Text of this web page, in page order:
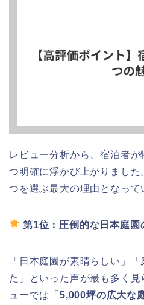
レビュー分析から、宿泊者
つ明確に浮かび上がりまし
つを選ぶ最大の理由となって
第1位：圧倒的な日本庭園
「日本庭園が素晴らしい」
た」といった声が最も多く
ューでは「 5,000坪の広大な